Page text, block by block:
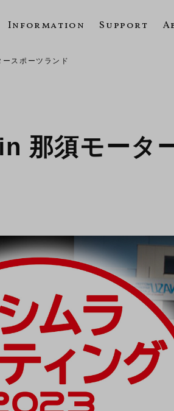
Information Support
スポーツランド
那須モータ